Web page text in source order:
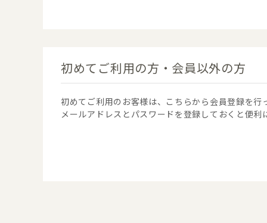
初めてご利用の方・会員以外の方
初めてご利用のお客様は、こちらから会員登録を行
メールアドレスとパスワードを登録しておくと便